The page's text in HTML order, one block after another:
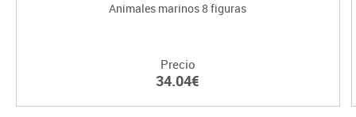
Animales marinos 8 figuras
Precio
34.04€